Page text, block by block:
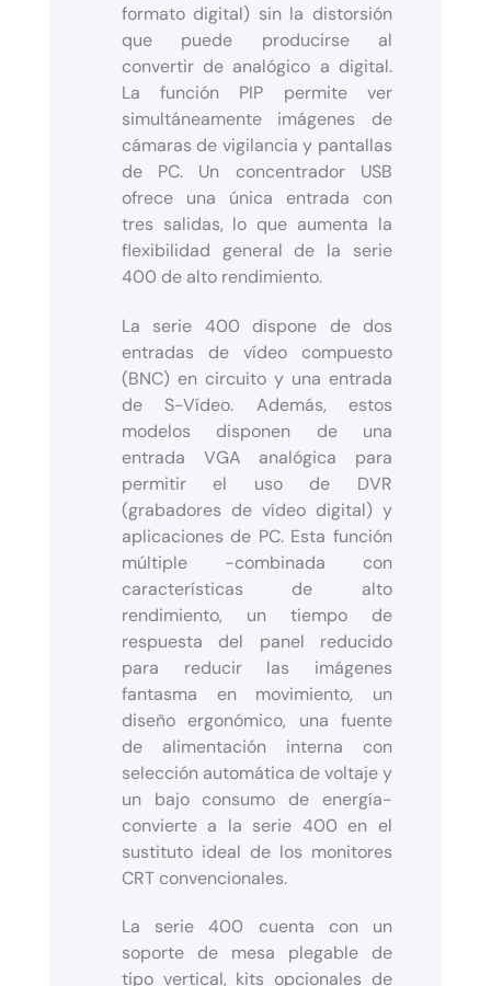
formato digital) sin la distorsión
que puede producirse al
convertir de analógico a digital.
La función PIP permite ver
simultáneamente imágenes de
cámaras de vigilancia y pantallas
de PC. Un concentrador USB
ofrece una única entrada con
tres salidas, lo que aumenta la
flexibilidad general de la serie
400 de alto rendimiento.
La serie 400 dispone de dos
entradas de vídeo compuesto
(BNC) en circuito y una entrada
de S-Vídeo. Además, estos
modelos disponen de una
entrada VGA analógica para
permitir el uso de DVR
(grabadores de vídeo digital) y
aplicaciones de PC. Esta función
múltiple -combinada con
características de alto
rendimiento, un tiempo de
respuesta del panel reducido
para reducir las imágenes
fantasma en movimiento, un
diseño ergonómico, una fuente
de alimentación interna con
selección automática de voltaje y
un bajo consumo de energía-
convierte a la serie 400 en el
sustituto ideal de los monitores
CRT convencionales.
La serie 400 cuenta con un
soporte de mesa plegable de
tipo vertical, kits opcionales de